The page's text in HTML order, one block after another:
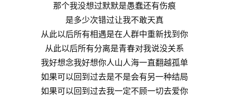
那个我没想过默默是愚蠢还有伤痕
是多少次错过让我不敢天真
从此以后所有相遇是在人群中重新找到你
从此以后所有分离是青春对我说没关系
我好想念我好想你人山人海一直翻越孤单
如果可以回到过去是不是会有另一种结局
如果可以回到过去我一定不顾一切去爱你